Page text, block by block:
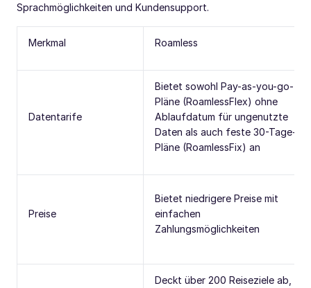
Sprachmöglichkeiten und Kundensupport.
Merkmal Roamless
Datentarife
Bietet sowohl Pay-as-you-go-
Pläne (RoamlessFlex) ohne
Ablaufdatum für ungenutzte
Daten als auch feste 30-Tage-
Pläne (RoamlessFix) an
Preise
Bietet niedrigere Preise mit
einfachen
Zahlungsmöglichkeiten
Deckt über 200 Reiseziele ab,